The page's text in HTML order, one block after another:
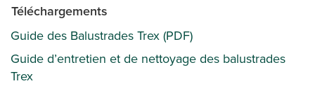
Téléchargements
Guide des Balustrades Trex (PDF)
Guide d’entretien et de nettoyage des balustrades
Trex